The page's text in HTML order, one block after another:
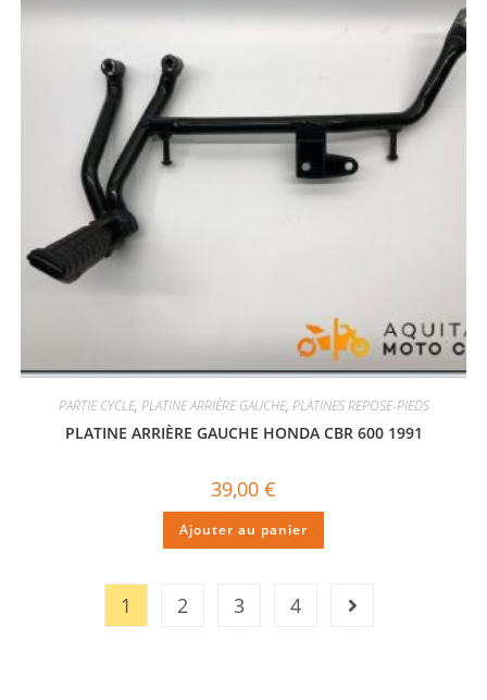
PARTIE CYCLE, PLATINE ARRIÈRE GAUCHE, PLATINES REPOSE-PIEDS
PLATINE ARRIÈRE GAUCHE HONDA CBR 600 1991
39,00 €
Ajouter au panier
1 2 3 4